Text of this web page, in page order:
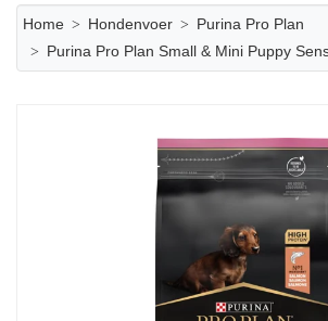
Home Hondenvoer
Purina Pro Plan
Purina Pro Plan Small & Mini Puppy